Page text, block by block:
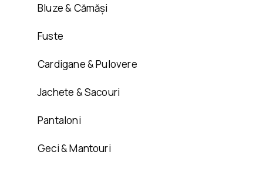
Bluze & Cămăși
Fuste
Cardigane & Pulovere
Jachete & Sacouri
Pantaloni
Geci & Mantouri